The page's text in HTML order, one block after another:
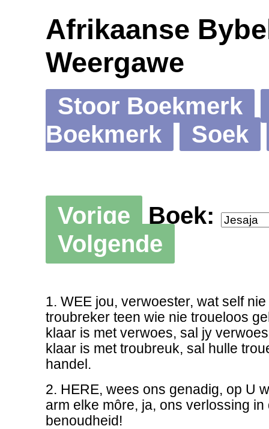
Afrikaanse
Weergawe
Stoor Boekmerk
Boekmerk
Soek
Vorige
Boek:
Volgende
1. WEE jou, verwoester, wat self
troubreker teen wie nie troueloos
klaar is met verwoes, sal jy
klaar is met troubreuk, sal hulle
handel.
2. HERE, wees ons genadig, op U
arm elke môre, ja, ons verlossing in
benoudheid!